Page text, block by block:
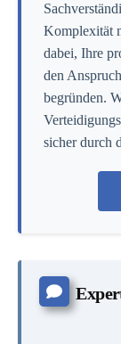
Komplexität
dabei, Ihre
den
begründen.
sicher durch